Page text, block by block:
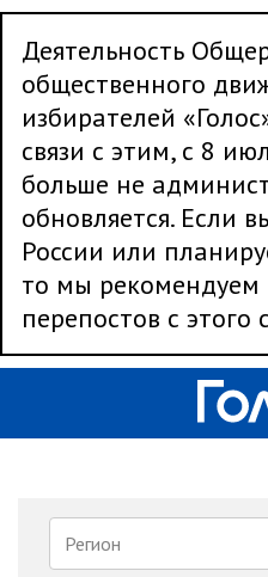
Деятельность
общественного
избирателей
связи с этим, с 8
больше не
обновляется. Если
России или
то мы рекомендуем
перепостов с этого
Регион